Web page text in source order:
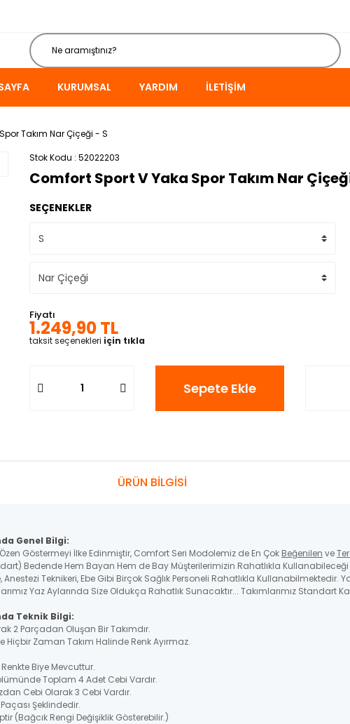
KURUMSAL YARDIM İLETIŞIM
Takım Nar Çiçeği - S
Stok Kodu 52022203
Comfort Sport V Yaka Spor Takım Nar
SEÇENEKLER
Fiyatı
1.249,90 TL
taksit seçenekleri için tıkla
Sepete Ekle
ÜRÜN BİLGİSİ
Genel Bilgi:
Göstermeyi İlke Edinmiştir, Comfort Seri Modolemiz de En Çok Beğenilen ve
Bedende Hem Bayan Hem de Bay Müşterilerimizin Rahatlıkla Kullanabileceği
Teknikeri, Ebe Gibi Birçok Sağlık Personeli Rahatlıkla Kullanabilmektedir.
Yaz Aylarında Size Oldukça Rahatlık Sunacaktır... Takımlarımız Standart
Teknik Bilgi:
2 Parçadan Oluşan Bir Takımdır.
Hiçbir Zaman Takım Halinde Renk Ayırmaz.
Biye Mevcuttur.
Toplam 4 Adet Cebi Vardır.
Cebi Olarak 3 Cebi Vardır.
Şeklindedir.
(Bağcık Rengi Değişiklik Gösterebilir.)